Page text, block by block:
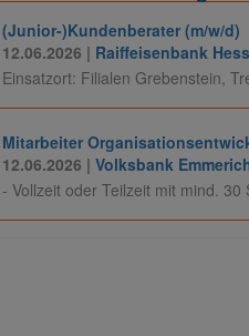
(Junior-)Kundenberater (m/w/d)
12.06.2026 | Raiffeisenbank
Einsatzort: Filialen Grebenstein,
Mitarbeiter
12.06.2026 | Volksbank
- Vollzeit oder Teilzeit mit mind. 30